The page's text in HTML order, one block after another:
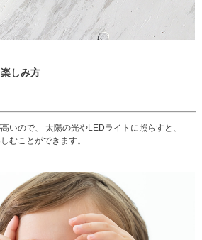
しみ方
いので、 太陽の光やLEDライトに照らすと、
むことができます。